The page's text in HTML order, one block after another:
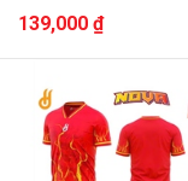
139,000 ₫